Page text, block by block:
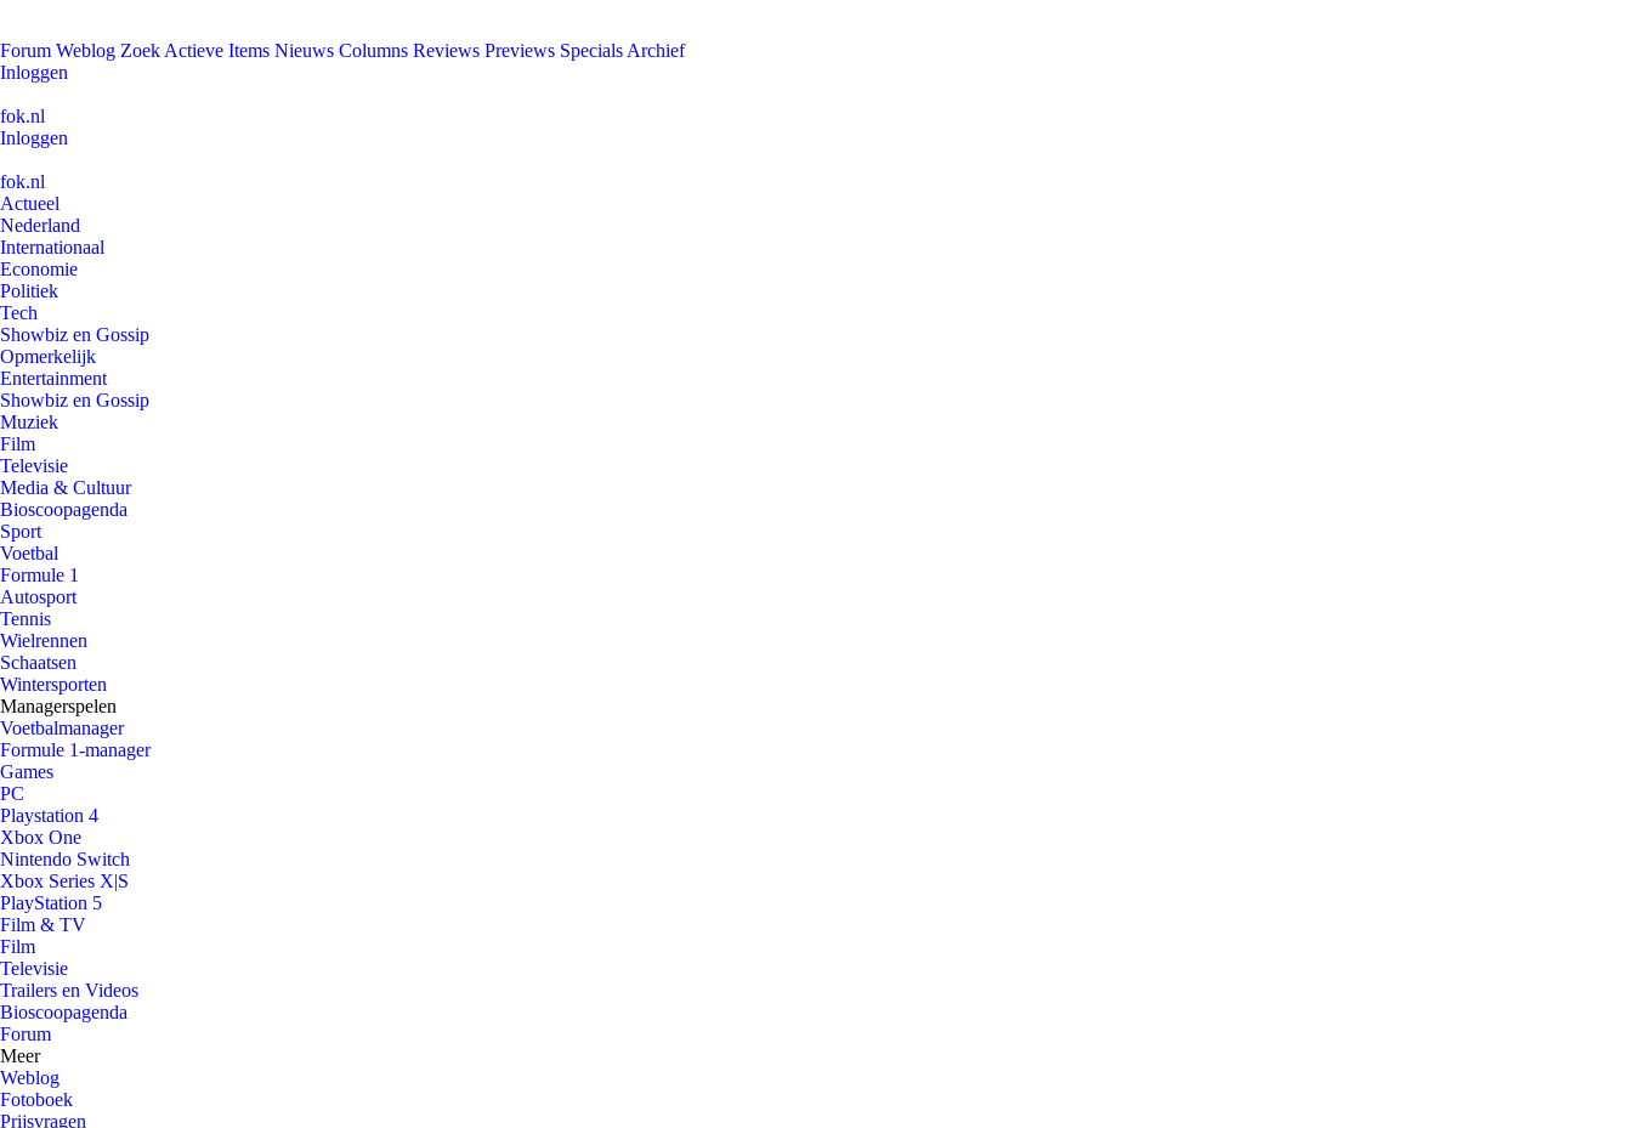
Forum Weblog Zoek Actieve Items Nieuws Columns Reviews Previews Specials Archief
Inloggen
fok.nl
Inloggen
fok.nl
Actueel
Nederland
Internationaal
Economie
Politiek
Tech
Showbiz en Gossip
Opmerkelijk
Entertainment
Showbiz en Gossip
Muziek
Film
Televisie
Media & Cultuur
Bioscoopagenda
Sport
Voetbal
Formule 1
Autosport
Tennis
Wielrennen
Schaatsen
Wintersporten
Managerspelen
Voetbalmanager
Formule 1-manager
Games
PC
Playstation 4
Xbox One
Nintendo Switch
Xbox Series X|S
PlayStation 5
Film & TV
Film
Televisie
Trailers en Videos
Bioscoopagenda
Forum
Meer
Weblog
Fotoboek
Prijsvragen